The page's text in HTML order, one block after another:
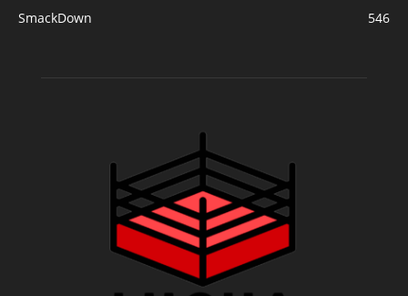
SmackDown
546